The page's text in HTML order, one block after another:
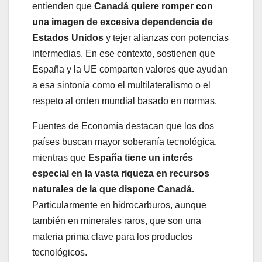
entienden que Canadá quiere romper con
una imagen de excesiva dependencia de
Estados Unidos y tejer alianzas con potencias
intermedias. En ese contexto, sostienen que
España y la UE comparten valores que ayudan
a esa sintonía como el multilateralismo o el
respeto al orden mundial basado en normas.
Fuentes de Economía destacan que los dos
países buscan mayor soberanía tecnológica,
mientras que España tiene un interés
especial en la vasta riqueza en recursos
naturales de la que dispone Canadá.
Particularmente en hidrocarburos, aunque
también en minerales raros, que son una
materia prima clave para los productos
tecnológicos.